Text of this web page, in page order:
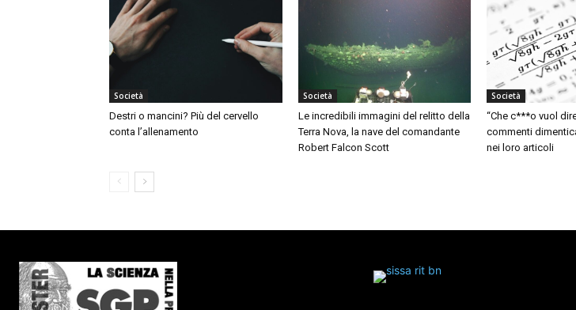
Società
Destri o mancini? Più del cervello
conta l’allenamento
Società
Le incredibili immagini del relitto della
Terra Nova, la nave del comandante
Robert Falcon Scott
Società
“Che c***o vuol
commenti
nei loro articoli